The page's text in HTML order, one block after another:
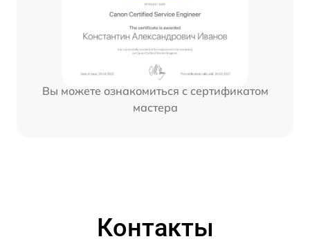
Вы можете ознакомиться с сертификатом
мастера
Контакты